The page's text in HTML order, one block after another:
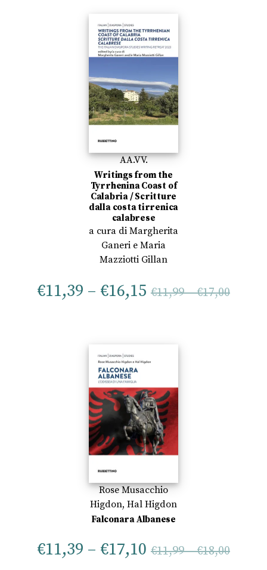
AA.VV.
Writings from the
Tyrrhenina Coast of
Calabria / Scritture
dalla costa tirrenica
calabrese
a cura di Margherita
Ganeri e Maria
Mazziotti Gillan
€11,39 – €16,15 €11,99–€17,00
Rose Musacchio
Higdon, Hal Higdon
Falconara Albanese
€11,39 – €17,10 €11,99–€18,00